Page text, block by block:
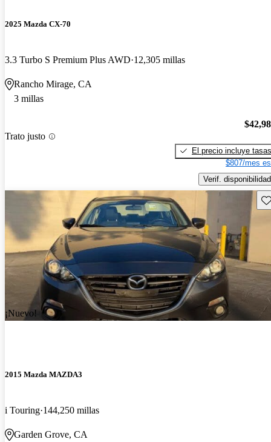
2025 Mazda CX-70
3.3 Turbo S Premium Plus AWD 12,305 millas
Rancho Mirage, CA
3 millas
Trato justo
El precio incluye tasas
$807/mes
Verif. disponibilidad
¡Nuevo!
2015 Mazda MAZDA3
i Touring 144,250 millas
Garden Grove, CA